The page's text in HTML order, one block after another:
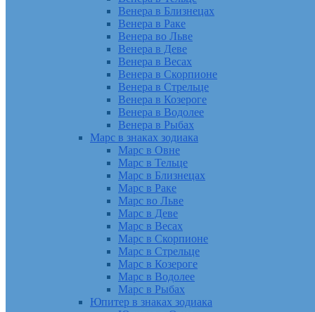
Венера в Близнецах
Венера в Раке
Венера во Льве
Венера в Деве
Венера в Весах
Венера в Скорпионе
Венера в Стрельце
Венера в Козероге
Венера в Водолее
Венера в Рыбах
Марс в знаках зодиака
Марс в Овне
Марс в Тельце
Марс в Близнецах
Марс в Раке
Марс во Льве
Марс в Деве
Марс в Весах
Марс в Скорпионе
Марс в Стрельце
Марс в Козероге
Марс в Водолее
Марс в Рыбах
Юпитер в знаках зодиака